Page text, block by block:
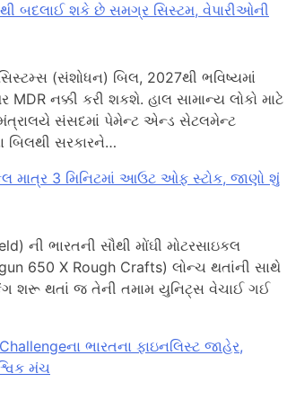
બદલાઈ શકે છે સમગ્ર સિસ્ટમ, વેપારીઓની
(સંશોધન) બિલ, 2027થી ભવિષ્યમાં
નક્કી કરી શકશે. હાલ સામાન્ય લોકો માટે
મંત્રાલયે સંસદમાં પેમેન્ટ એન્ડ સેટલમેન્ટ
સરકારને…
માત્ર 3 મિનિટમાં આઉટ ઓફ સ્ટોક, જાણો શું
ની ભારતની સૌથી મોંઘી મોટરસાઇકલ
650 X Rough Crafts) લોન્ચ થતાંની સાથે
શરૂ થતાં જ તેની તમામ યુનિટ્સ વેચાઈ ગઈ
ભારતના ફાઇનલિસ્ટ જાહેર,
મંચ